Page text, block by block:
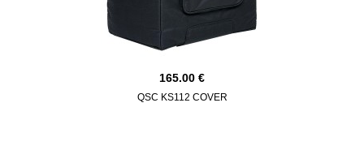
165.00
QSC KS112 COVER